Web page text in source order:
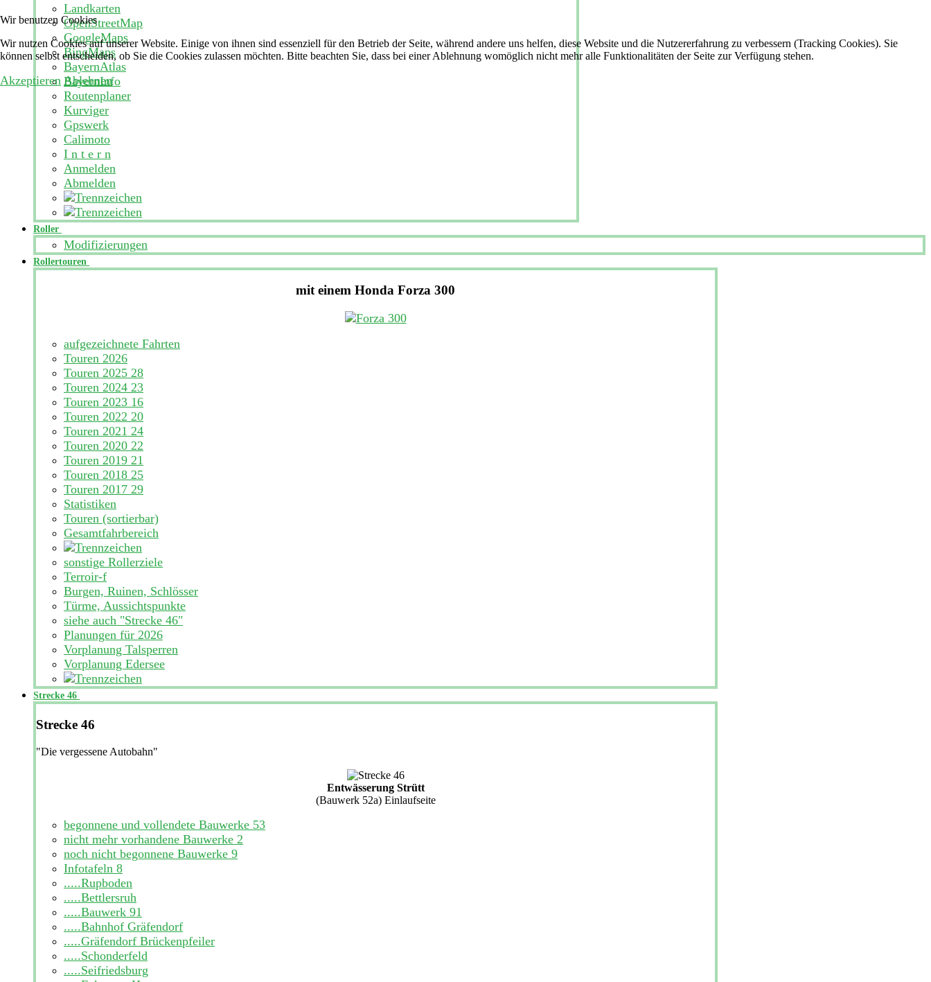
Landkarten
OpenStreetMap
GoogleMaps
BingMaps
BayernAtlas
BayernInfo
Routenplaner
Kurviger
Gpswerk
Calimoto
I n t e r n
Anmelden
Abmelden
Roller
Modifizierungen
Rollertouren
mit einem Honda Forza 300
aufgezeichnete Fahrten
Touren 2026
Touren 2025 28
Touren 2024 23
Touren 2023 16
Touren 2022 20
Touren 2021 24
Touren 2020 22
Touren 2019 21
Touren 2018 25
Touren 2017 29
Statistiken
Touren (sortierbar)
Gesamtfahrbereich
sonstige Rollerziele
Terroir-f
Burgen, Ruinen, Schlösser
Türme, Aussichtspunkte
siehe auch "Strecke 46"
Planungen für 2026
Vorplanung Talsperren
Vorplanung Edersee
Strecke 46
Strecke 46
"Die vergessene Autobahn"
Entwässerung Strütt
(Bauwerk 52a) Einlaufseite
begonnene und vollendete Bauwerke 53
nicht mehr vorhandene Bauwerke 2
noch nicht begonnene Bauwerke 9
Infotafeln 8
.....Rupboden
.....Bettlersruh
.....Bauwerk 91
.....Bahnhof Gräfendorf
.....Gräfendorf Brückenpfeiler
.....Schonderfeld
.....Seifriedsburg
Wir benutzen Cookies
Wir nutzen Cookies auf unserer Website. Einige von ihnen sind essenziell für den Betrieb der Seite, während andere uns helfen, diese Website und die Nutzererfahrung zu verbessern (Tracking Cookies). Sie
können selbst entscheiden, ob Sie die Cookies zulassen möchten. Bitte beachten Sie, dass bei einer Ablehnung womöglich nicht mehr alle Funktionalitäten der Seite zur Verfügung stehen.
Akzeptieren Ablehnen